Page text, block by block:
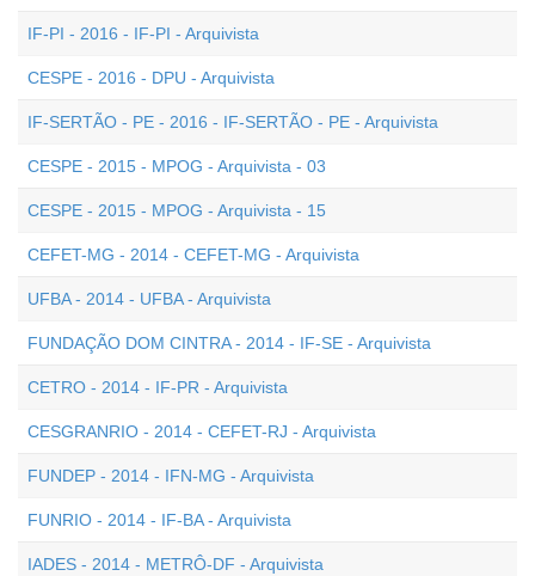
IF-PI - 2016 - IF-PI - Arquivista
CESPE - 2016 - DPU - Arquivista
IF-SERTÃO - PE - 2016 - IF-SERTÃO - PE - Arquivista
CESPE - 2015 - MPOG - Arquivista - 03
CESPE - 2015 - MPOG - Arquivista - 15
CEFET-MG - 2014 - CEFET-MG - Arquivista
UFBA - 2014 - UFBA - Arquivista
FUNDAÇÃO DOM CINTRA - 2014 - IF-SE - Arquivista
CETRO - 2014 - IF-PR - Arquivista
CESGRANRIO - 2014 - CEFET-RJ - Arquivista
FUNDEP - 2014 - IFN-MG - Arquivista
FUNRIO - 2014 - IF-BA - Arquivista
IADES - 2014 - METRÔ-DF - Arquivista